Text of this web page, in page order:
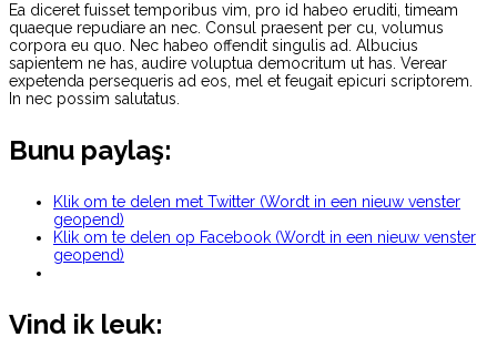
Ea diceret fuisset temporibus vim, pro id habeo eruditi, timeam
quaeque repudiare an nec. Consul praesent per cu, volumus
corpora eu quo. Nec habeo offendit singulis ad. Albucius
sapientem ne has, audire voluptua democritum ut has. Verear
expetenda persequeris ad eos, mel et feugait epicuri scriptorem.
In nec possim salutatus.
Bunu paylaş:
Klik om te delen met Twitter (Wordt in een nieuw venster
geopend)
Klik om te delen op Facebook (Wordt in een nieuw venster
geopend)
Vind ik leuk: